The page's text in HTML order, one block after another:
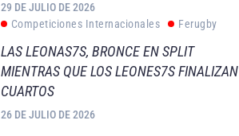
29 DE JULIO DE 2026
Competiciones Internacionales
Ferugby
LAS LEONAS7S, BRONCE EN SPLIT
MIENTRAS QUE LOS LEONES7S FINALIZAN
CUARTOS
26 DE JULIO DE 2026